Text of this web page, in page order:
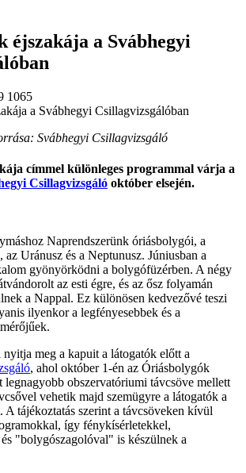
éjszakája a Svábhegyi
1065
Svábhegyi Csillagvizsgáló
címmel különleges programmal várja a
Csillagvizsgáló október elsején.
Naprendszerünk óriásbolygói, a
az Uránusz és a Neptunusz. Júniusban a
gyönyörködni a bolygófüzérben. A négy
az esti égre, és az ősz folyamán
a Nappal. Ez különösen kedvezővé teszi
ilyenkor a legfényesebbek és a
meg a kapuit a látogatók előtt a
, ahol október 1-én az Óriásbolygók
legnagyobb obszervatóriumi távcsöve mellett
vehetik majd szemügyre a látogatók a
A tájékoztatás szerint a távcsöveken kívül
így fénykísérletekkel,
"bolygószagolóval" is készülnek a